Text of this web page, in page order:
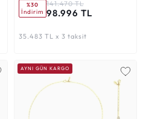
%30
İndirim
141.470 TL
98.996 TL
35.483 TL x 3 taksit
AYNI GÜN KARGO